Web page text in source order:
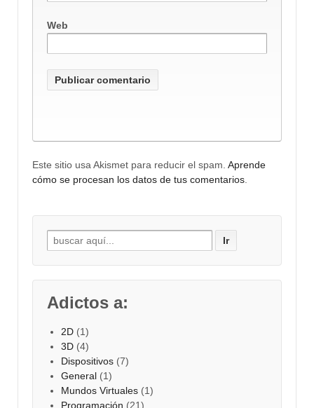
Web
Este sitio usa Akismet para reducir el spam. Aprende
cómo se procesan los datos de tus comentarios
Buscar por:
Adictos a:
2D (1)
3D (4)
Dispositivos (7)
General (1)
Mundos Virtuales (1)
Programación (21)